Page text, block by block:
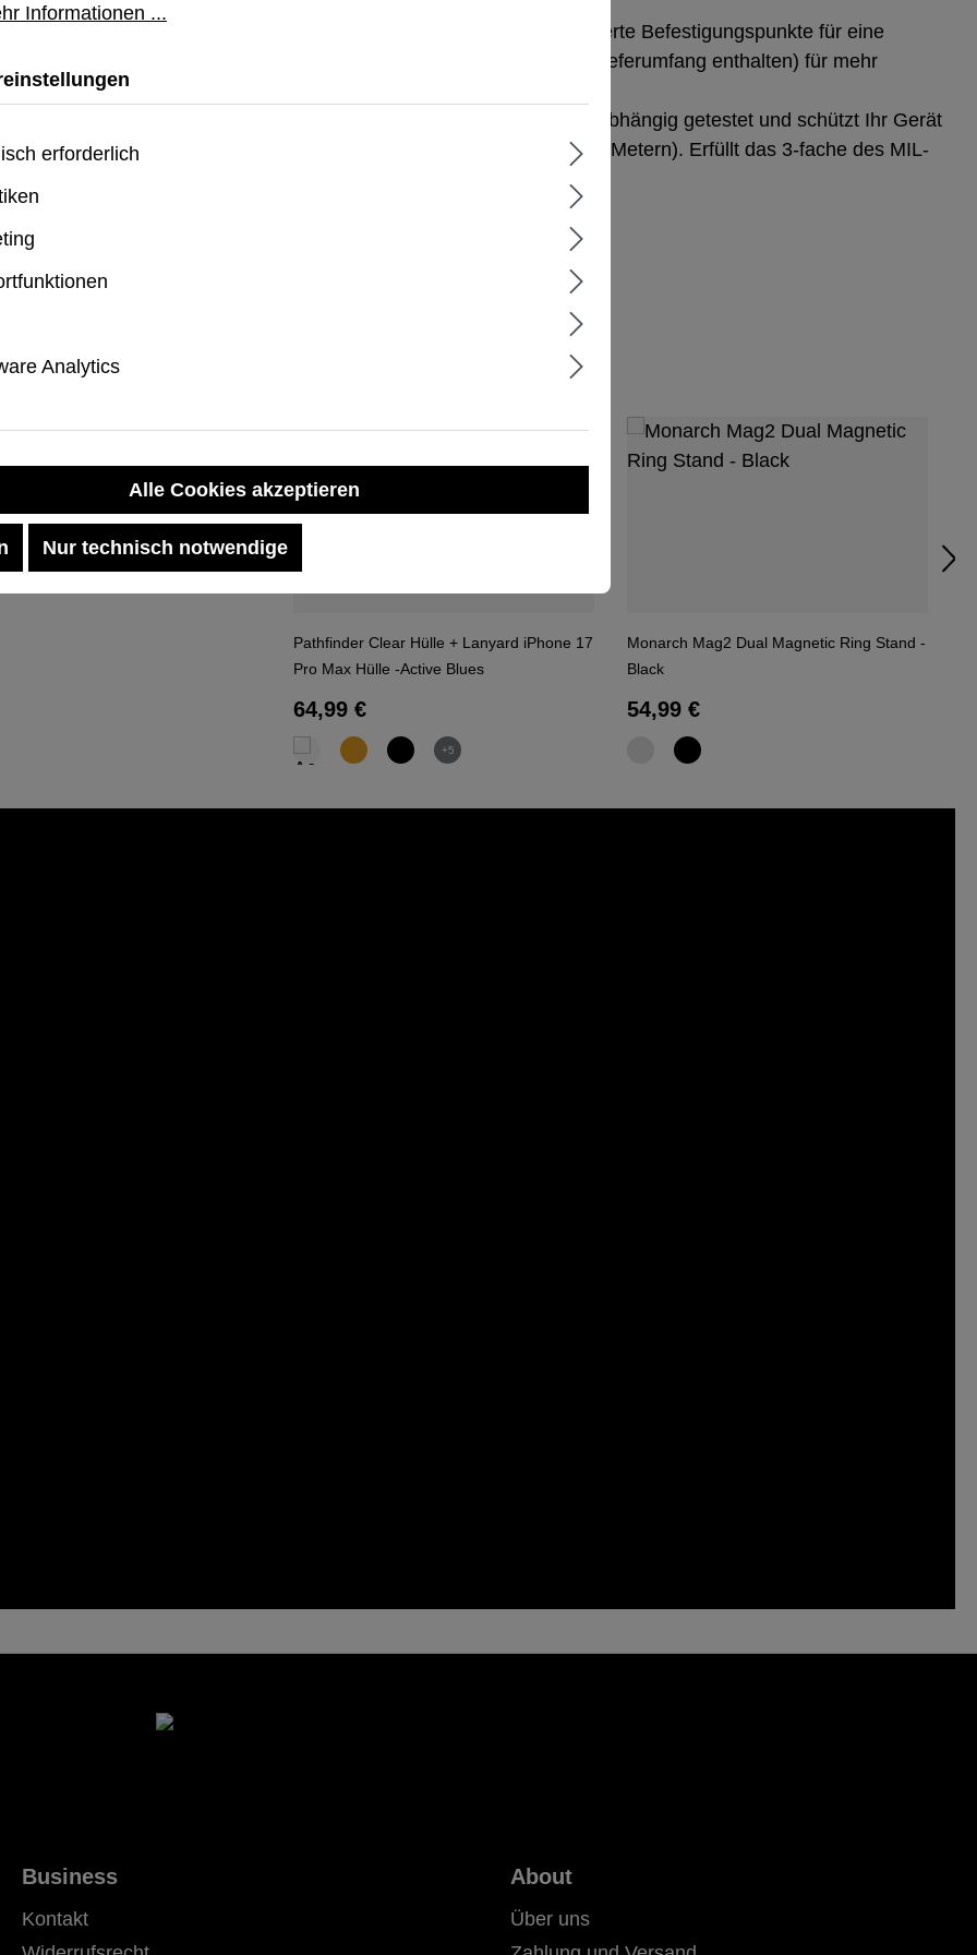
Integrierte Befestigungspunkte für eine
Handschlaufe (Schlaufe nicht im Lieferumfang enthalten) für mehr
Unabhängig getestet und schützt Ihr Gerät
bei Stürzen aus bis zu 16 Fuß (4,9 Metern). Erfüllt das 3-fache des MIL-
Pathfinder Clear Hülle + Lanyard iPhone 17
Pro Max Hülle -Active Blues
Regulärer Preis:
64,99 €
+5
Monarch Mag2 Dual Magnetic Ring Stand -
Black
Regulärer Preis:
54,99 €
Business
Kontakt
About
Über uns
Informationen ...
erforderlich
Analytics
Alle Cookies akzeptieren
Nur technisch notwendige